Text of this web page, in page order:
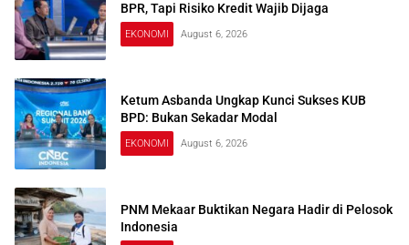
BPR, Tapi Risiko Kredit Wajib Dijaga
EKONOMI August 6, 2026
Ketum Asbanda Ungkap Kunci Sukses KUB
BPD: Bukan Sekadar Modal
EKONOMI August 6, 2026
PNM Mekaar Buktikan Negara Hadir di Pelosok
Indonesia